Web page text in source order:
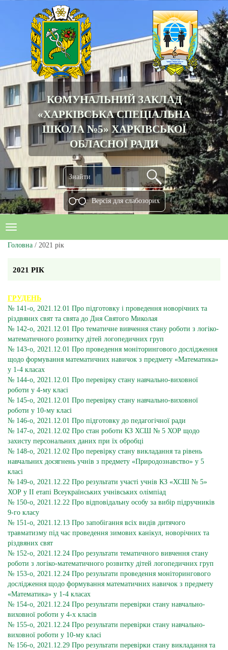
КОМУНАЛЬНИЙ ЗАКЛАД
«ХАРКІВСЬКА СПЕЦІАЛЬНА
ШКОЛА №5» ХАРКІВСЬКОЇ
ОБЛАСНОЇ РАДИ
Версiя для слабозорих
Головна / 2021 рік
2021 РІК
ГРУДЕНЬ
№ 141-о, 2021.12.01 Про підготовку і проведення новорічних та
різдвяних свят та свята до Дня Святого Миколая
№ 142-о, 2021.12.01 Про тематичне вивчення стану роботи з логіко-
математичного розвитку дітей логопедичних груп
№ 143-о, 2021.12.01 Про проведення моніторингового дослідження
щодо формування математичних навичок з предмету «Математика»
у 1-4 класах
№ 144-о, 2021.12.01 Про перевірку стану навчально-виховної
роботи у 4-му класі
№ 145-о, 2021.12.01 Про перевірку стану навчально-виховної
роботи у 10-му класі
№ 146-о, 2021.12.01 Про підготовку до педагогічної ради
№ 147-о, 2021.12.02 Про стан роботи КЗ ХСШ № 5 ХОР щодо
захисту персональних даних при їх обробці
№ 148-о, 2021.12.02 Про перевірку стану викладання та рівень
навчальних досягнень учнів з предмету «Природознавство» у 5
класі
№ 149-о, 2021.12.22 Про результати участі учнів КЗ «ХСШ № 5»
ХОР у ІІ етапі Всеукраїнських учнівських олімпіад
№ 150-о, 2021.12.22 Про відповідальну особу за вибір підручників
9-го класу
№ 151-о, 2021.12.13 Про запобігання всіх видів дитячого
травматизму під час проведення зимових канікул, новорічних та
різдвяних свят
№ 152-о, 2021.12.24 Про результати тематичного вивчення стану
роботи з логіко-математичного розвитку дітей логопедичних груп
№ 153-о, 2021.12.24 Про результати проведення моніторингового
дослідження щодо формування математичних навичок з предмету
«Математика» у 1-4 класах
№ 154-о, 2021.12.24 Про результати перевірки стану навчально-
виховної роботи у 4-х класів
№ 155-о, 2021.12.24 Про результати перевірки стану навчально-
виховної роботи у 10-му класі
№ 156-о, 2021.12.29 Про результати перевірки стану викладання та